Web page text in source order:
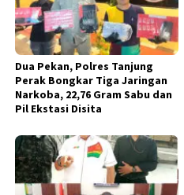
Dua Pekan, Polres Tanjung
Perak Bongkar Tiga Jaringan
Narkoba, 22,76 Gram Sabu dan
Pil Ekstasi Disita